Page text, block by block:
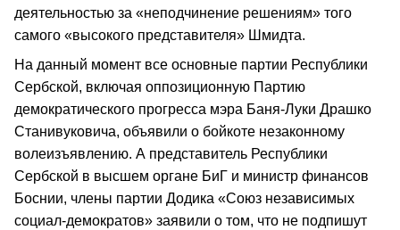
деятельностью за «неподчинение решениям» того
самого «высокого представителя» Шмидта.
На данный момент все основные партии Республики
Сербской, включая оппозиционную Партию
демократического прогресса мэра Баня-Луки Драшко
Станивуковича, объявили о бойкоте незаконному
волеизъявлению. А представитель Республики
Сербской в высшем органе БиГ и министр финансов
Боснии, члены партии Додика «Союз независимых
социал-демократов» заявили о том, что не подпишут